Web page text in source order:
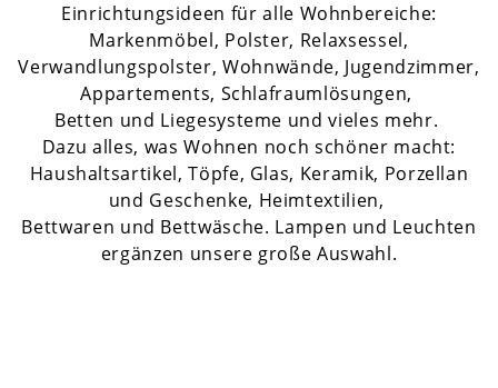
Einrichtungsideen für alle Wohnbereiche:
Markenmöbel, Polster, Relaxsessel,
Verwandlungspolster, Wohnwände, Jugendzimmer,
Appartements, Schlafraumlösungen,
Betten und Liegesysteme und vieles mehr.
Dazu alles, was Wohnen noch schöner macht:
Haushaltsartikel, Töpfe, Glas, Keramik, Porzellan
und Geschenke, Heimtextilien,
Bettwaren und Bettwäsche. Lampen und Leuchten
ergänzen unsere große Auswahl.